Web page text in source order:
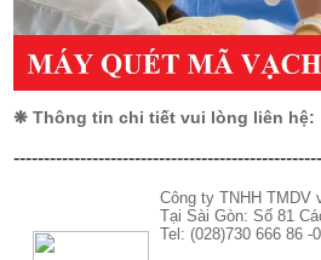
❋ Thông tin chi tiết vui lòng liên hệ:
Công ty TNHH TMDV
Tại Sài Gòn: Số 81
Tel: (028)730 666 86 -